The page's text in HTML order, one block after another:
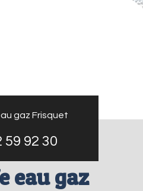
gaz Frisquet
59 92 30
eau gaz